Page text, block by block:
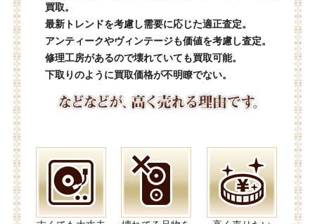
買取。
最新トレンドを考慮し需要に応じた適正査定。
アンティークやヴィンテージも価値を考慮し査定。
修理工房があるので壊れていても買取可能。
下取りのように買取価格が不明瞭でない。